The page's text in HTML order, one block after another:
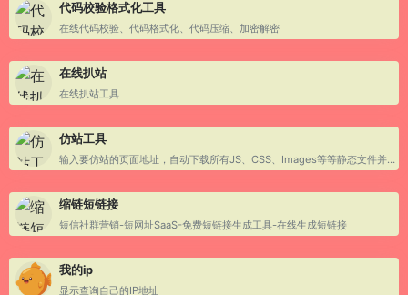
代码校验格式化工具
在线代码校验、代码格式化、代码压缩、加密解密
在线扒站
在线扒站工具
仿站工具
输入要仿站的页面地址，自动下载所有JS、CSS、Images等等静态文件并自动打包进行下载
缩链短链接
短信社群营销-短网址SaaS-免费短链接生成工具-在线生成短链接
我的ip
显示查询自己的IP地址